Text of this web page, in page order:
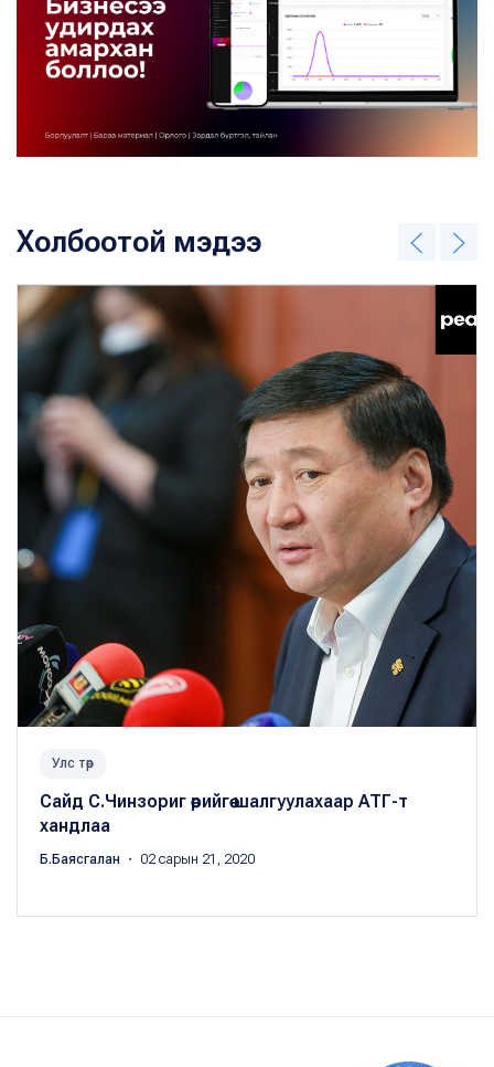
Холбоотой мэдээ
Улс төр
Сайд С.Чинзориг өөрийгөө шалгуулахаар АТГ-т
хандлаа
Б.Баясгалан ・ 02 сарын 21, 2020